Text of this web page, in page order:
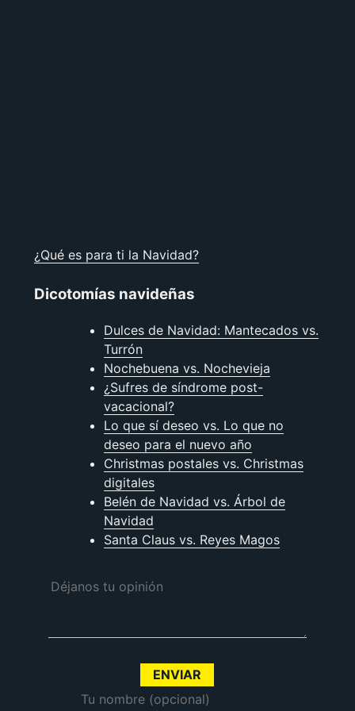
¿Qué es para ti la Navidad?
Dicotomías navideñas
Dulces de Navidad: Mantecados vs.
Turrón
Nochebuena vs. Nochevieja
¿Sufres de síndrome post-
vacacional?
Lo que sí deseo vs. Lo que no
deseo para el nuevo año
Christmas postales vs. Christmas
digitales
Belén de Navidad vs. Árbol de
Navidad
Santa Claus vs. Reyes Magos